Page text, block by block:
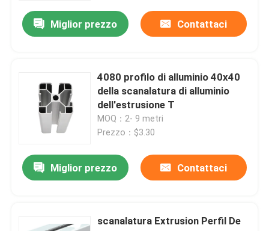
strato dell'alluminio 6061
Metropolitana di alluminio dell'estrusione
Miglior prezzo Contattaci
4080 profilo di alluminio 40x40
della scanalatura di alluminio
dell'estrusione T
MOQ：2- 9 metri
Prezzo：$3.30
Miglior prezzo Contattaci
scanalatura Extrusion Perfil De